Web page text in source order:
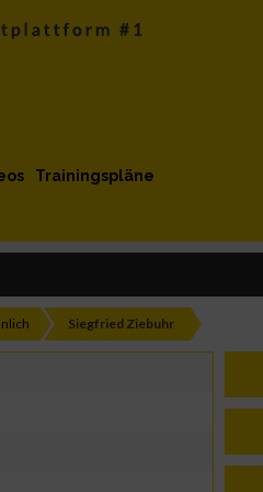
Trainingspläne
Siegfried Ziebuhr